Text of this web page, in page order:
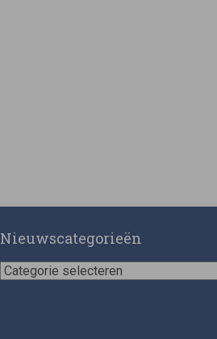
Nieuwscategorieën
Nieuwscategorieën